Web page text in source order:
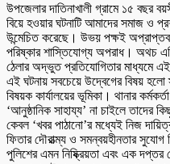
উপজেলার দাতিনাখালী গ্রামে ১৫ বছর
বিয়ে হওয়ার ঘটনাটি আমাদের সমাজ ও
উন্মেচিত করেছে। উভয় পক্ষই
পরিষ্কার শাস্তিযোগ্য অপরাধ। অথচ
ঠেলার অদ্ভুত প্রতিযোগিতার মাধ্যমে
এই ঘটনায় সবচেয়ে উদ্বেগের বিষয় হলো
বিষয়ক কার্যালয়ের ভূমিকা। থানার
‘আনুষ্ঠানিক সাহায্য’ না চাইলে তাদের
কেবল ‘খবর পাঠানো’র মধ্যেই নিজ
ফিতার দৌরাত্ম্য ও সমন্বয়হীনতার সুযোগ
পুলিশের এমন নিষ্ক্রিয়তা এবং এক দপ্তর